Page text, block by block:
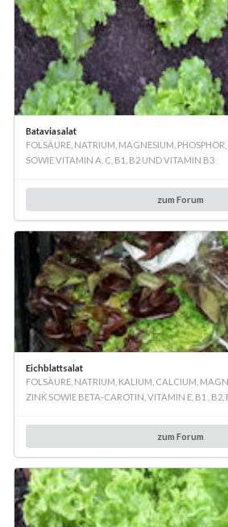
Bataviasalat
FOLSÄURE, NATRIUM, MAGNESIUM,
SOWIE VITAMIN A, C, B1, B2 UND VITAMIN B3
zum Forum
Eichblattsalat
FOLSÄURE, NATRIUM, KALIUM, CALCIUM,
ZINK SOWIE BETA-CAROTIN, VITAMIN E, B1 ,
zum Forum